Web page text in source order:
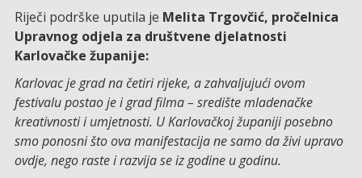
Riječi podrške uputila je Melita Trgovčić, pročelnica
Upravnog odjela za društvene djelatnosti
Karlovačke županije:
Karlovac je grad na četiri rijeke, a zahvaljujući ovom
festivalu postao je i grad filma – središte mladenačke
kreativnosti i umjetnosti. U Karlovačkoj županiji posebno
smo ponosni što ova manifestacija ne samo da živi upravo
ovdje, nego raste i razvija se iz godine u godinu.